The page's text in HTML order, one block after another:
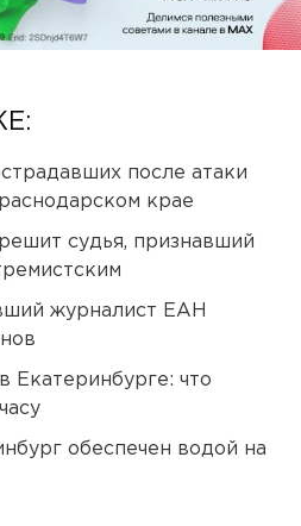
после атаки
крае
судья, признавший
журналист ЕАН
Екатеринбурге: что
обеспечен водой на